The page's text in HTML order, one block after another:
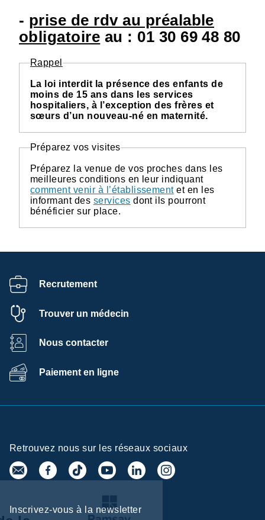
- prise de rdv au préalable
obligatoire au : 01 30 69 48 80
Rappel
La loi interdit la présence des enfants de
moins de 15 ans dans les services
hospitaliers, à l’exception des frères et
sœurs d’un nouveau-né en maternité.
Préparez vos visites
Préparez la venue de vos proches dans les
meilleures conditions en leur indiquant
comment venir à l’établissementet en les
informant des services dont ils pourront
bénéficier sur place.
Recrutement
Trouver un médecin
Nous contacter
Paiement en ligne
Retrouvez nous sur les réseaux sociaux
Inscrivez-vous à la newsletter
de